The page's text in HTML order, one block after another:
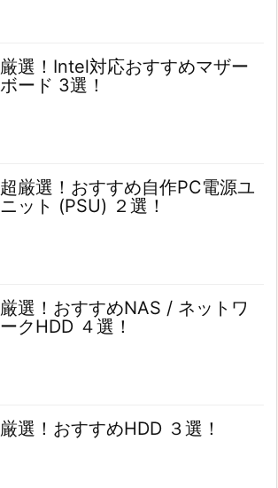
厳選！Intel対応おすすめマザー
ボード 3選！
超厳選！おすすめ自作PC電源ユ
ニット (PSU) ２選！
厳選！おすすめNAS / ネットワ
ークHDD ４選！
厳選！おすすめHDD ３選！